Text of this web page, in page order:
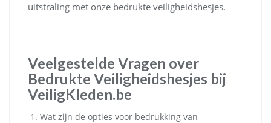
uitstraling met onze bedrukte veiligheidshesjes.
Veelgestelde Vragen over
Bedrukte Veiligheidshesjes bij
VeiligKleden.be
Wat zijn de opties voor bedrukking van